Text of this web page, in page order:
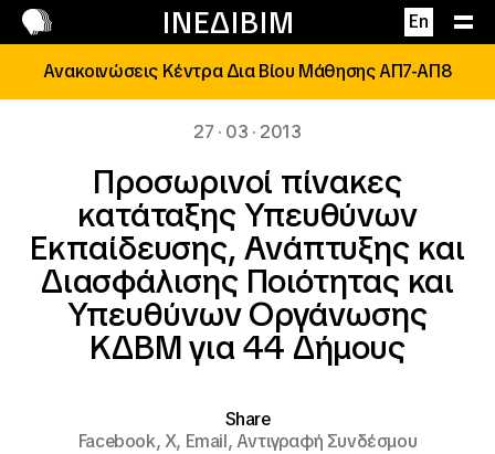
ΙΝΕΔΙΒΙΜ En
Επικοινωνία
Ανακοινώσεις Κέντρα Δια Βίου Μάθησης ΑΠ7-ΑΠ8
27 · 03 · 2013
Προσωρινοί πίνακες
κατάταξης Υπευθύνων
Εκπαίδευσης, Ανάπτυξης και
Διασφάλισης Ποιότητας και
Υπευθύνων Οργάνωσης
ΚΔΒΜ για 44 Δήμους
Share
Facebook,X, Email,Αντιγραφή Συνδέσμου